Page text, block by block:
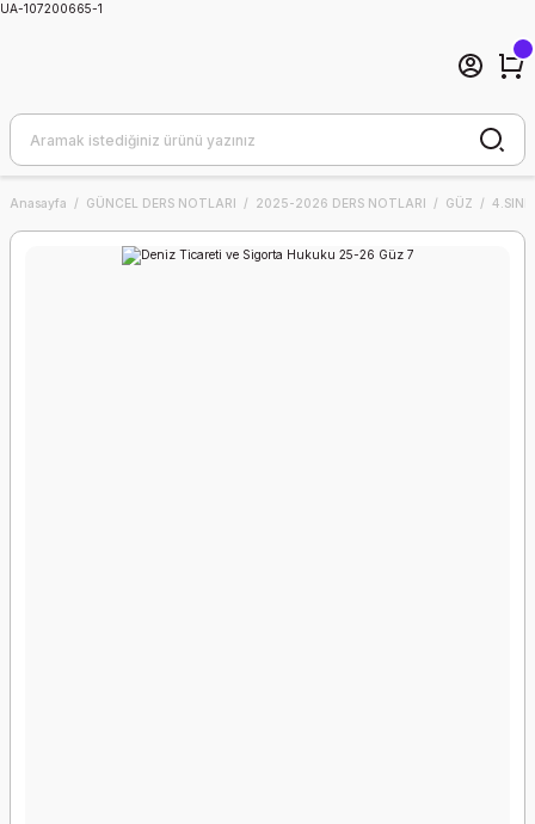
UA-107200665-1
Anasayfa GÜNCEL DERS NOTLARI 2025-2026 DERS NOTLARI GÜZ 4.SINIF